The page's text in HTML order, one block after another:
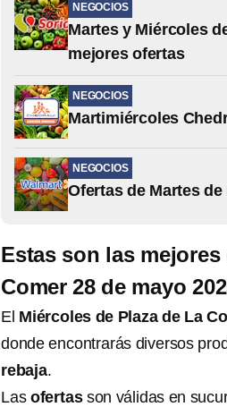
NEGOCIOS
Martes y Miércoles
mejores ofertas
NEGOCIOS
Martimiércoles
NEGOCIOS
Ofertas de Martes
Estas son las
Comer 28 de mayo
El Miércoles de Plaza de La
donde encontrarás diversos
rebaja.
Las ofertas son válidas en